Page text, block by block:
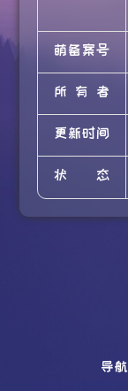
萌备案号
所有者
更新时间
状态
导航